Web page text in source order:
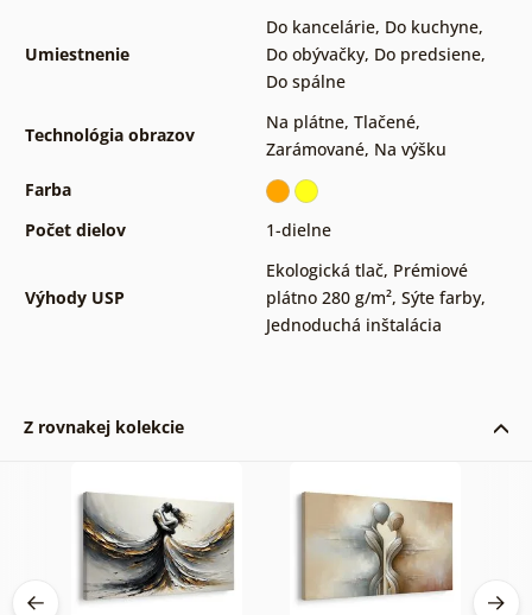
Umiestnenie
Do kancelárie, Do kuchyne,
Do obývačky, Do predsiene,
Do spálne
Technológia obrazov
Na plátne, Tlačené,
Zarámované, Na výšku
Farba
Počet dielov
1-dielne
Výhody USP
Ekologická tlač, Prémiové
plátno 280 g/m², Sýte farby,
Jednoduchá inštalácia
Z rovnakej kolekcie